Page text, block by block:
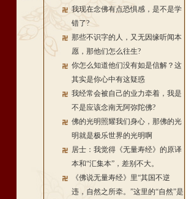
我现在念佛有点恐惧感，是不是学
错了?
那些不识字的人，又无因缘听闻本
愿，那他们怎么往生?
你怎么知道他们没有如是信解？这
其实是你心中有这疑惑
我经常会被自己的业力牵着，我是
不是应该念南无阿弥陀佛?
佛的光明照耀我们身心，那佛的光
明就是极乐世界的光明啊
居士：我觉得《无量寿经》的原译
本和“汇集本”，差别不大。
《佛说无量寿经》里“其国不逆
违，自然之所牵。”这里的“自然”是